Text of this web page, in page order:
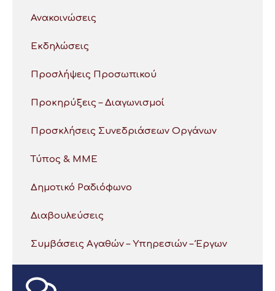
Ανακοινώσεις
Εκδηλώσεις
Προσλήψεις Προσωπικού
Προκηρύξεις – Διαγωνισμοί
Προσκλήσεις Συνεδριάσεων Οργάνων
Τύπος & ΜΜΕ
Δημοτικό Ραδιόφωνο
Διαβουλεύσεις
Συμβάσεις Αγαθών – Υπηρεσιών – Έργων